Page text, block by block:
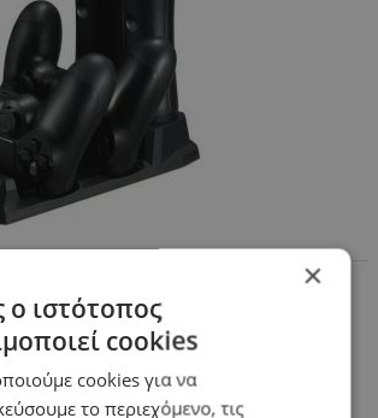
& Move - PS4 Controller
& Move - PS4 Controller..
×
ο ιστότοπος
cookies
cookies για να
το περιεχόμενο, τις